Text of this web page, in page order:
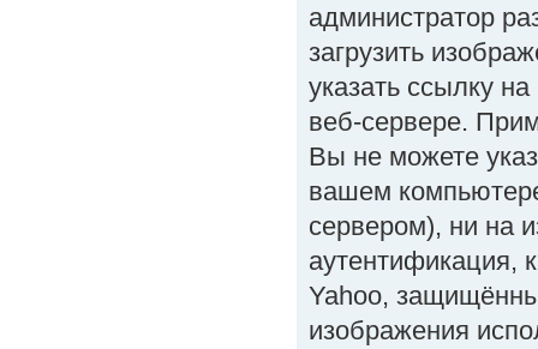
администратор
загрузить
указать ссылку
веб-сервере.
Вы не можете
вашем
сервером), ни на
аутентификация,
Yahoo,
изображения